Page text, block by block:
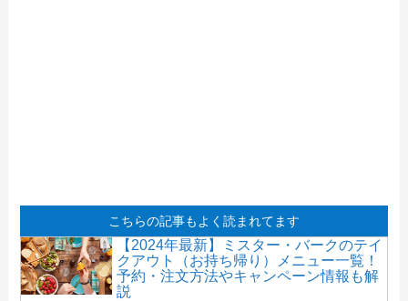
こちらの記事もよく読まれてます
【2024年最新】ミスター・バークのテイ
クアウト（お持ち帰り）メニュー一覧！
予約・注文方法やキャンペーン情報も解
説